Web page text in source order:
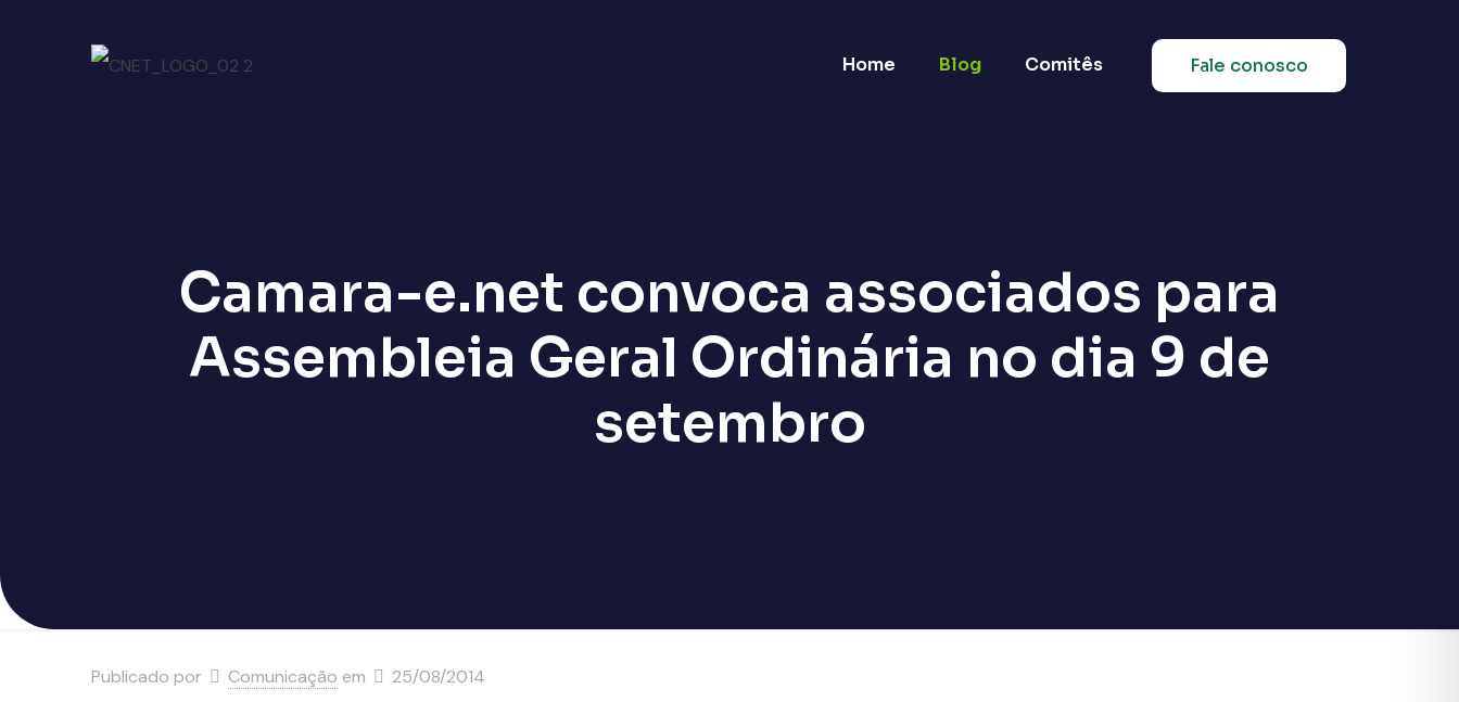
Home Blog Comitês Fale conosco
Camara-e.net convoca associados para
Assembleia Geral Ordinária no dia 9 de
setembro
Publicado por Comunicação em 25/08/2014